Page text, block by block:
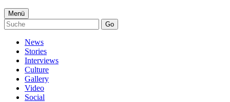
Menü
Go
News
Stories
Interviews
Culture
Gallery
Video
Social